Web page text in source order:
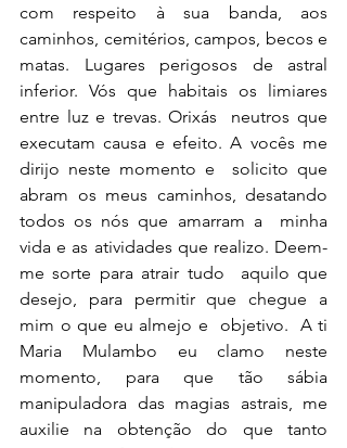
com respeito à sua banda, aos
caminhos, cemitérios, campos, becos e
matas. Lugares perigosos de astral
inferior. Vós que habitais os limiares
entre luz e trevas. Orixás  neutros que
executam causa e efeito. A vocês me
dirijo neste momento e  solicito que
abram os meus caminhos, desatando
todos os nós que amarram a  minha
vida e as atividades que realizo. Deem-
me sorte para atrair tudo  aquilo que
desejo, para permitir que chegue a
mim o que eu almejo e  objetivo.  A ti
Maria Mulambo eu clamo neste
momento, para que tão sábia
manipuladora das magias astrais, me
auxilie na obtenção do que tanto